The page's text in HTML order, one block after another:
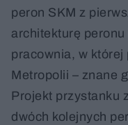
peron SKM z
architekturę
pracownia, w której
Metropolii – znane
Projekt przystanku
dwóch kolejnych